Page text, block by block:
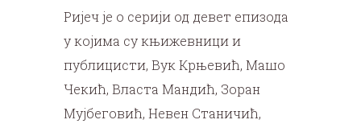
Ријеч је о серији од девет епизода
у којима су књижевници и
публицисти, Вук Крњевић, Машо
Чекић, Власта Мандић, Зоран
Мујбеговић, Невен Станичић,